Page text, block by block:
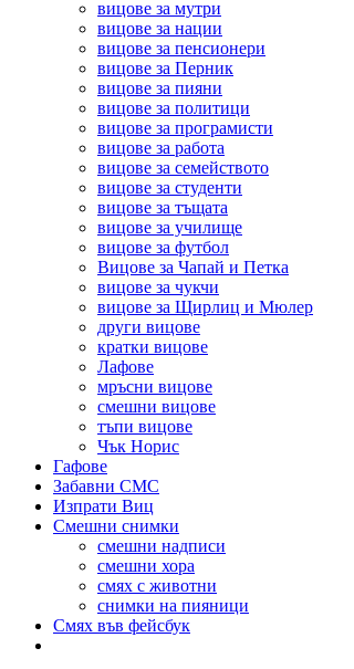
вицове за мутри
вицове за нации
вицове за пенсионери
вицове за Перник
вицове за пияни
вицове за политици
вицове за програмисти
вицове за работа
вицове за семейството
вицове за студенти
вицове за тъщата
вицове за училище
вицове за футбол
Вицове за Чапай и Петка
вицове за чукчи
вицове за Щирлиц и Мюлер
други вицове
кратки вицове
Лафове
мръсни вицове
смешни вицове
тъпи вицове
Чък Норис
Гафове
Забавни СМС
Изпрати Виц
Смешни снимки
смешни надписи
смешни хора
смях с животни
снимки на пияници
Смях във фейсбук